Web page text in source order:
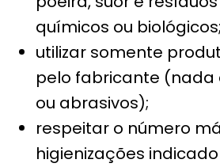
químicos ou biológicos;
utilizar somente
pelo fabricante (nada
ou abrasivos);
respeitar o número
higienizações